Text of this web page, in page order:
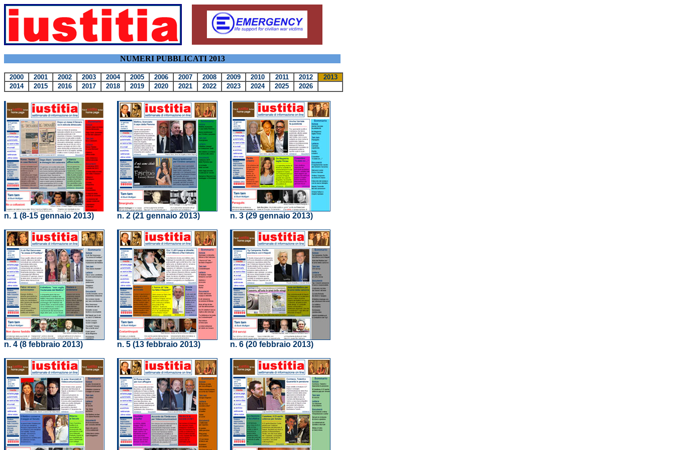
NUMERI PUBBLICATI 2013
2000 2001 2002 2003 2004 2005 2006 2007 2008 2009 2010 2011 2012
2013
2014
2015 2016 2017 2018 2019 2020 2021 2022 2023 2024 2025 2026
n. 1 (8-15 gennaio 2013) n. 2 (21 gennaio 2013) n. 3 (29 gennaio 2013)
n. 4 (8 febbraio 2013) n. 5 (13 febbraio 2013) n. 6 (20 febbraio 2013)